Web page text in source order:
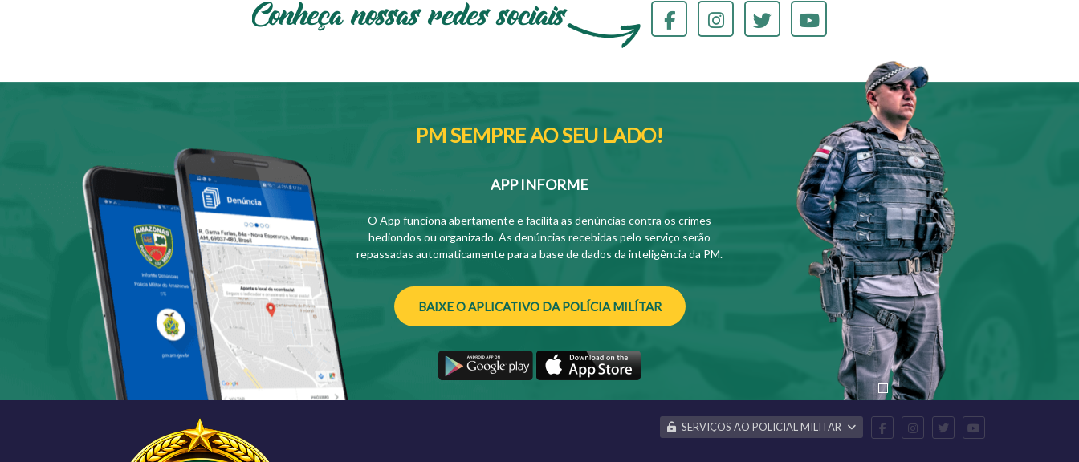
PM SEMPRE AO SEU LADO!
APP INFORME
O App funciona abertamente e facilita as denúncias contra os crimes
hediondos ou organizado. As denúncias recebidas pelo serviço serão
repassadas automaticamente para a base de dados da inteligência da PM.
BAIXE O APLICATIVO DA POLÍCIA MILÍTAR
SERVIÇOS AO POLICIAL MILITAR